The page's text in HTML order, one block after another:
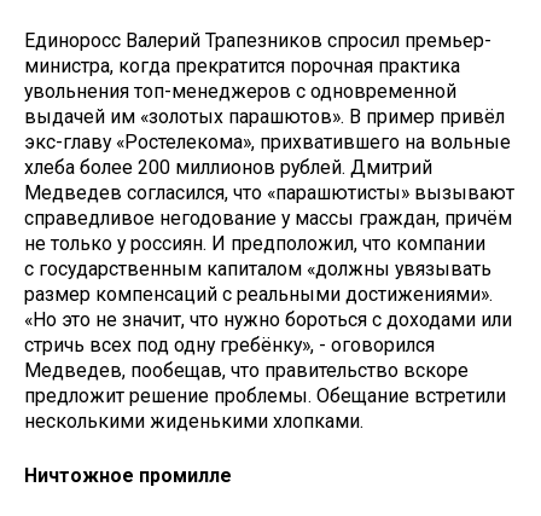
Единоросс Валерий Трапезников спросил премьер-
министра, когда прекратится порочная практика
увольнения топ-менеджеров с одновременной
выдачей им «золотых парашютов». В пример привёл
экс-главу «Ростелекома», прихватившего на вольные
хлеба более 200 миллионов рублей. Дмитрий
Медведев согласился, что «парашютисты» вызывают
справедливое негодование у массы граждан, причём
не только у россиян. И предположил, что компании
с государственным капиталом «должны увязывать
размер компенсаций с реальными достижениями».
«Но это не значит, что нужно бороться с доходами или
стричь всех под одну гребёнку», - оговорился
Медведев, пообещав, что правительство вскоре
предложит решение проблемы. Обещание встретили
несколькими жиденькими хлопками.
Ничтожное промилле